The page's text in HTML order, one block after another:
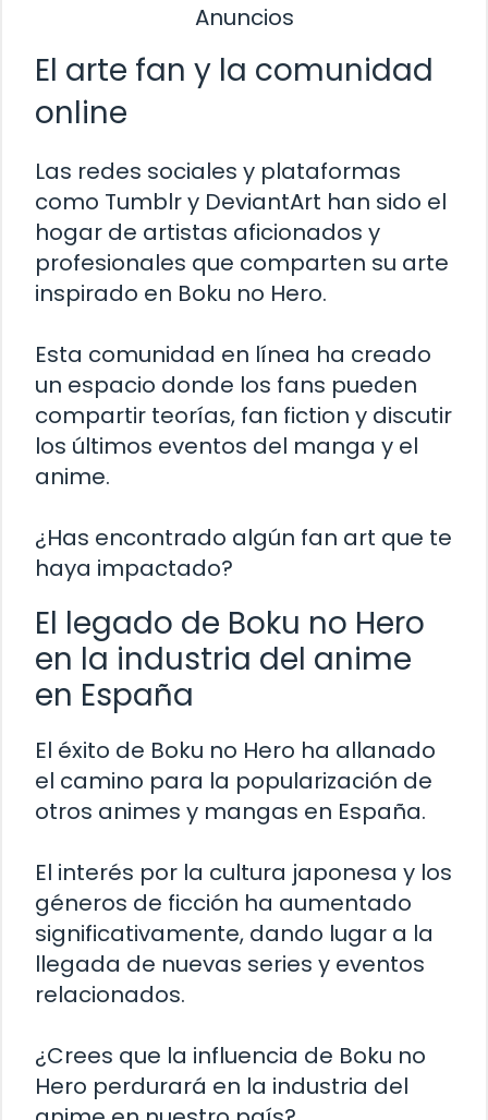
Anuncios
El arte fan y la comunidad
online
Las redes sociales y plataformas
como Tumblr y DeviantArt han sido el
hogar de artistas aficionados y
profesionales que comparten su arte
inspirado en Boku no Hero.
Esta comunidad en línea ha creado
un espacio donde los fans pueden
compartir teorías, fan fiction y discutir
los últimos eventos del manga y el
anime.
¿Has encontrado algún fan art que te
haya impactado?
El legado de Boku no Hero
en la industria del anime
en España
El éxito de Boku no Hero ha allanado
el camino para la popularización de
otros animes y mangas en España.
El interés por la cultura japonesa y los
géneros de ficción ha aumentado
significativamente, dando lugar a la
llegada de nuevas series y eventos
relacionados.
¿Crees que la influencia de Boku no
Hero perdurará en la industria del